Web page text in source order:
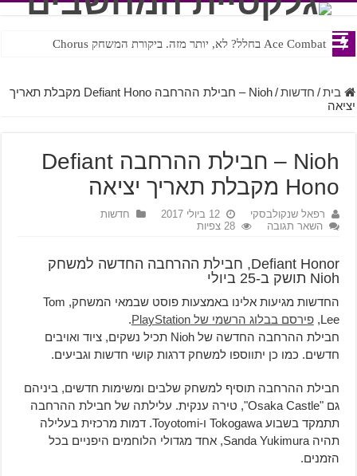
Ace Combat בחלל? לא, יותר מזה. ביקורת המשחק Chorus
Steven Universe והשירים שתורגמו בצורה נוראית לעברית
בית / חדשות /
Nioh – חבילת ההרחבה Defiant Hono מקבלת תאריך
יציאה
Nioh – חבילת ההרחבה Defiant
Hono מקבלת תאריך יציאה
רפאל שנקולבסקי 12 ביולי 2017
חדשות
השאר תגובה
28 צפיות
Defiant Honor, חבילת ההרחבה החדשה למשחק
Nioh תושק ב-25 ביולי
החדשות מגיעות אלינו באמצעות פוסט שבמאי המשחק, Tom
Lee, פירסם בבלוג הרשמי של PlayStation
.
חבילת ההרחבה החדשה של Nioh תכיל נשקים, ציוד ואויבים
חדשים. כמו כן יתווספו למשחק דרגות קושי חדשות וגביעים.
חבילת ההרחבה תוסיף למשחק שלבים ומשימות חדשים, ביניהם
גם "Osaka Castle", טירה ענקית. עלילתה של חבילת ההרחבה
תתמקד בשבוע Tokogawa ו-Toyotomi. דמות מרכזית בעלילה
תהיה Sanda Yukimura, אחד מגדולי הלוחמים היפניים בכל
הזמנים.